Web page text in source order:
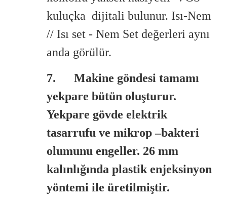
kuluçka dijitali bulunur. Isı-Nem
// Isı set - Nem Set değerleri aynı
anda görülür.
7. Makine göndesi tamamı
yekpare bütün oluşturur.
Yekpare gövde elektrik
tasarrufu ve mikrop –bakteri
olumunu engeller. 26 mm
kalınlığında plastik enjeksinyon
yöntemi ile üretilmiştir.